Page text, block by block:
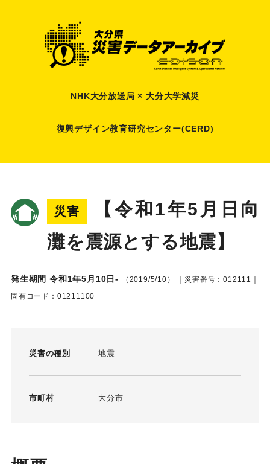
NHK大分放送局 × 大分大学減災
復興デザイン教育研究センター(CERD)
災害
【令和1年5月日向
灘を震源とする地震】
発生期間 令和1年5月10日- （2019/5/10）
｜災害番号：012111｜
固有コード：01211100
災害の種別 地震
市町村 大分市